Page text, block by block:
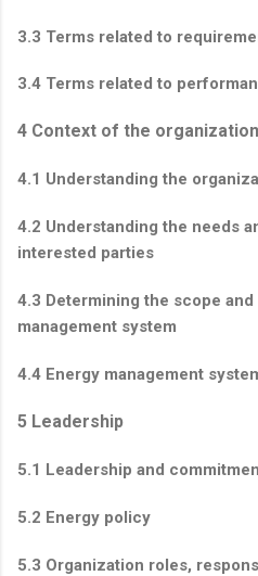
3.3 Terms related to
3.4 Terms related to
4 Context of the organization
4.1 Understanding the
4.2 Understanding the needs
interested parties
4.3 Determining the scope
management system
4.4 Energy management
5 Leadership
5.1 Leadership and
5.2 Energy policy
5.3 Organization roles,